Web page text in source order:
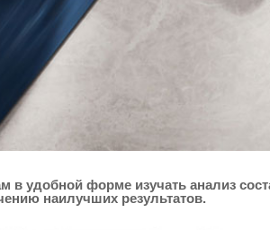
удобной форме изучать анализ
наилучших результатов.